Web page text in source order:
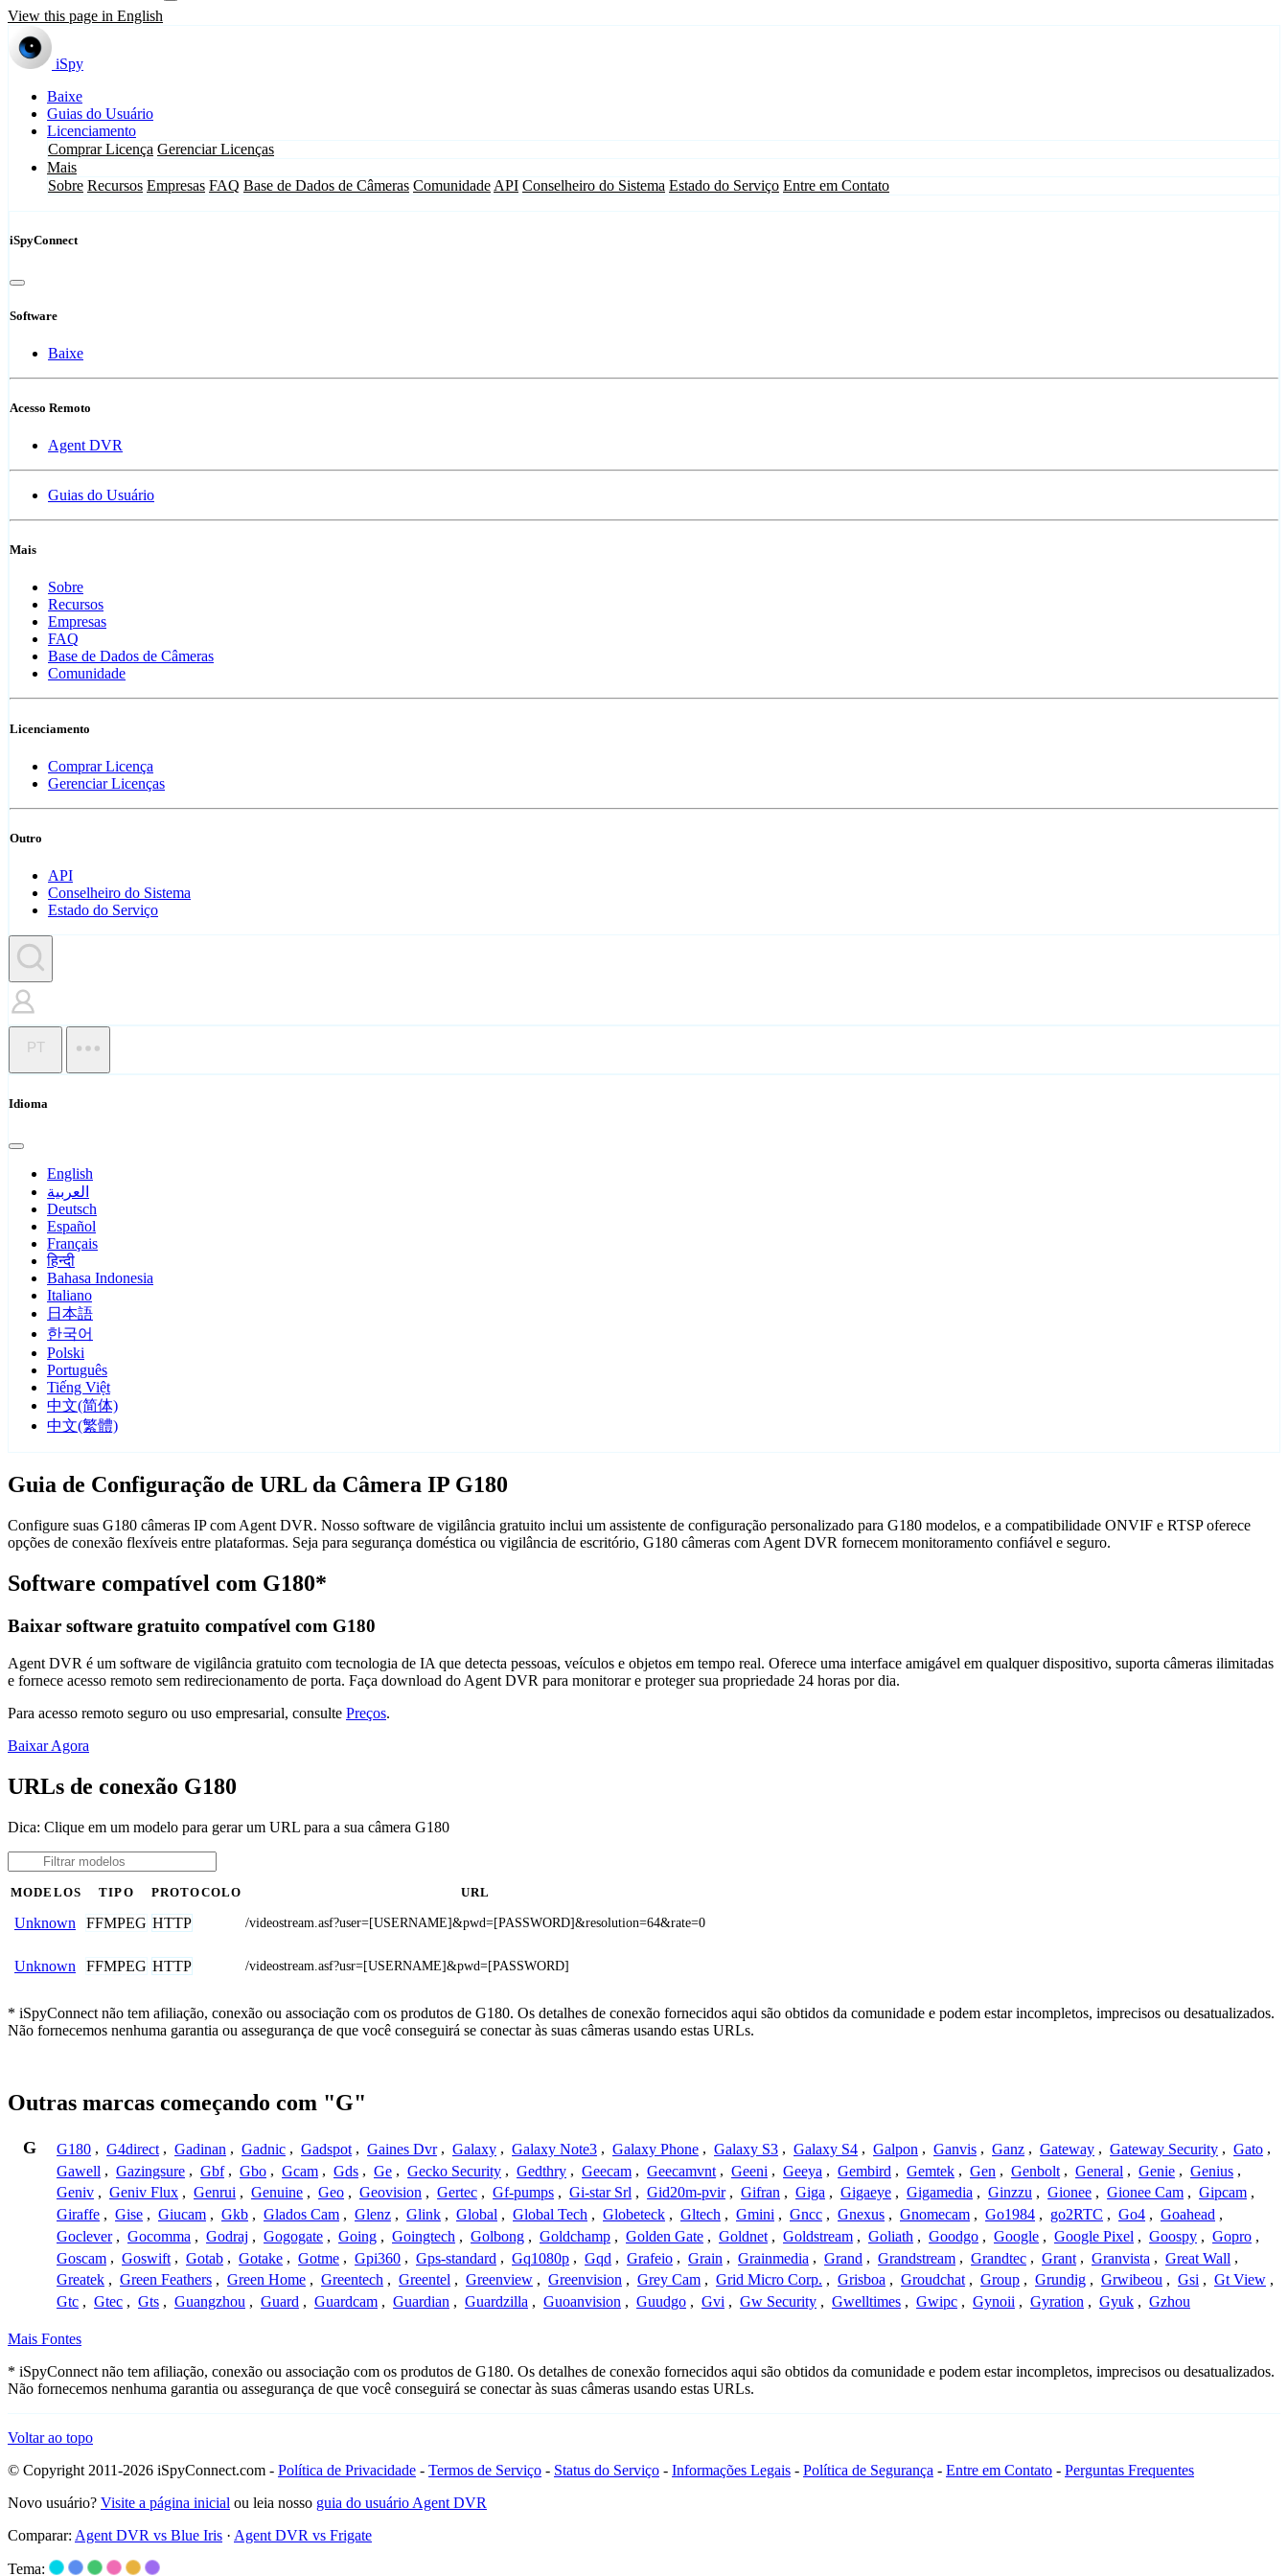
View this page in English
iSpy
Baixe
Guias do Usuário
Licenciamento
Comprar Licença Gerenciar Licenças
Mais
Sobre Recursos Empresas FAQ Base de Dados de Câmeras Comunidade API Conselheiro do Sistema Estado do Serviço Entre em Contato
iSpyConnect
Software
Baixe
Acesso Remoto
Agent DVR
Guias do Usuário
Mais
Sobre
Recursos
Empresas
FAQ
Base de Dados de Câmeras
Comunidade
Licenciamento
Comprar Licença
Gerenciar Licenças
Outro
API
Conselheiro do Sistema
Estado do Serviço
PT
Idioma
English
العربية
Deutsch
Español
Français
हिन्दी
Bahasa Indonesia
Italiano
日本語
한국어
Polski
Português
Tiếng Việt
中文(简体)
中文(繁體)
Guia de Configuração de URL da Câmera IP G180
Configure suas G180 câmeras IP com Agent DVR. Nosso software de vigilância gratuito inclui um assistente de configuração personalizado para G180 modelos, e a compatibilidade ONVIF e RTSP oferece
opções de conexão flexíveis entre plataformas. Seja para segurança doméstica ou vigilância de escritório, G180 câmeras com Agent DVR fornecem monitoramento confiável e seguro.
Software compatível com G180*
Baixar software gratuito compatível com G180
Agent DVR é um software de vigilância gratuito com tecnologia de IA que detecta pessoas, veículos e objetos em tempo real. Oferece uma interface amigável em qualquer dispositivo, suporta câmeras ilimitadas
e fornece acesso remoto sem redirecionamento de porta. Faça download do Agent DVR para monitorar e proteger sua propriedade 24 horas por dia.
Para acesso remoto seguro ou uso empresarial, consulte Preços.
Baixar Agora
URLs de conexão G180
Dica: Clique em um modelo para gerar um URL para a sua câmera G180
MODELOS TIPO PROTOCOLO URL
Unknown FFMPEG HTTP /videostream.asf?user=[USERNAME]&pwd=[PASSWORD]&resolution=64&rate=0
Unknown FFMPEG HTTP /videostream.asf?usr=[USERNAME]&pwd=[PASSWORD]
* iSpyConnect não tem afiliação, conexão ou associação com os produtos de G180. Os detalhes de conexão fornecidos aqui são obtidos da comunidade e podem estar incompletos, imprecisos ou desatualizados.
Não fornecemos nenhuma garantia ou assegurança de que você conseguirá se conectar às suas câmeras usando estas URLs.
Outras marcas começando com "G"
G G180 , G4direct , Gadinan , Gadnic , Gadspot , Gaines Dvr , Galaxy , Galaxy Note3 , Galaxy Phone , Galaxy S3 , Galaxy S4 , Galpon , Ganvis , Ganz , Gateway , Gateway Security , Gato ,
Gawell , Gazingsure , Gbf , Gbo , Gcam , Gds , Ge , Gecko Security , Gedthry , Geecam , Geecamvnt , Geeni , Geeya , Gembird , Gemtek , Gen , Genbolt , General , Genie , Genius ,
Geniv , Geniv Flux , Genrui , Genuine , Geo , Geovision , Gertec , Gf-pumps , Gi-star Srl , Gid20m-pvir , Gifran , Giga , Gigaeye , Gigamedia , Ginzzu , Gionee , Gionee Cam , Gipcam ,
Giraffe , Gise , Giucam , Gkb , Glados Cam , Glenz , Glink , Global , Global Tech , Globeteck , Gltech , Gmini , Gncc , Gnexus , Gnomecam , Go1984 , go2RTC , Go4 , Goahead ,
Goclever , Gocomma , Godraj , Gogogate , Going , Goingtech , Golbong , Goldchamp , Golden Gate , Goldnet , Goldstream , Goliath , Goodgo , Google , Google Pixel , Goospy , Gopro ,
Goscam , Goswift , Gotab , Gotake , Gotme , Gpi360 , Gps-standard , Gq1080p , Gqd , Grafeio , Grain , Grainmedia , Grand , Grandstream , Grandtec , Grant , Granvista , Great Wall ,
Greatek , Green Feathers , Green Home , Greentech , Greentel , Greenview , Greenvision , Grey Cam , Grid Micro Corp. , Grisboa , Groudchat , Group , Grundig , Grwibeou , Gsi , Gt View ,
Gtc , Gtec , Gts , Guangzhou , Guard , Guardcam , Guardian , Guardzilla , Guoanvision , Guudgo , Gvi , Gw Security , Gwelltimes , Gwipc , Gynoii , Gyration , Gyuk , Gzhou
Mais Fontes
* iSpyConnect não tem afiliação, conexão ou associação com os produtos de G180. Os detalhes de conexão fornecidos aqui são obtidos da comunidade e podem estar incompletos, imprecisos ou desatualizados.
Não fornecemos nenhuma garantia ou assegurança de que você conseguirá se conectar às suas câmeras usando estas URLs.
Voltar ao topo
© Copyright 2011-2026 iSpyConnect.com - Política de Privacidade - Termos de Serviço - Status do Serviço - Informações Legais - Política de Segurança - Entre em Contato - Perguntas Frequentes
Novo usuário? Visite a página inicial ou leia nosso guia do usuário Agent DVR
Comparar: Agent DVR vs Blue Iris · Agent DVR vs Frigate
Tema: